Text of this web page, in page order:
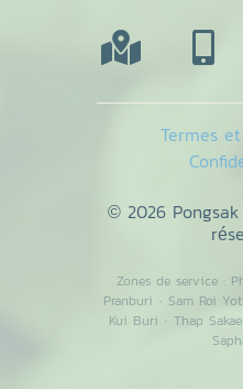
Termes
© 2026
Zones de service :
Pranburi · Sam Roi Yot
Kui Buri · Thap Sakae